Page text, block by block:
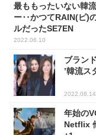
最ももったいない韓
ー‥かつてRAIN(ピ)
ルだったSE7EN
2022.06.10
ブラン
’韓流ス
2022.08.14
年始の
Netflix